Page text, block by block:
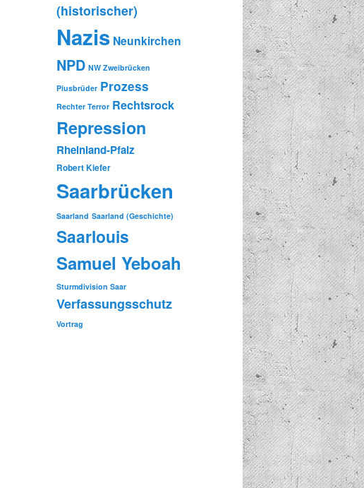
(historischer)
Nazis Neunkirchen
NPD NW Zweibrücken
Piusbrüder Prozess
Rechter Terror Rechtsrock
Repression
Rheinland-Pfalz
Robert Kiefer
Saarbrücken
Saarland Saarland (Geschichte)
Saarlouis
Samuel Yeboah
Sturmdivision Saar
Verfassungsschutz
Vortrag